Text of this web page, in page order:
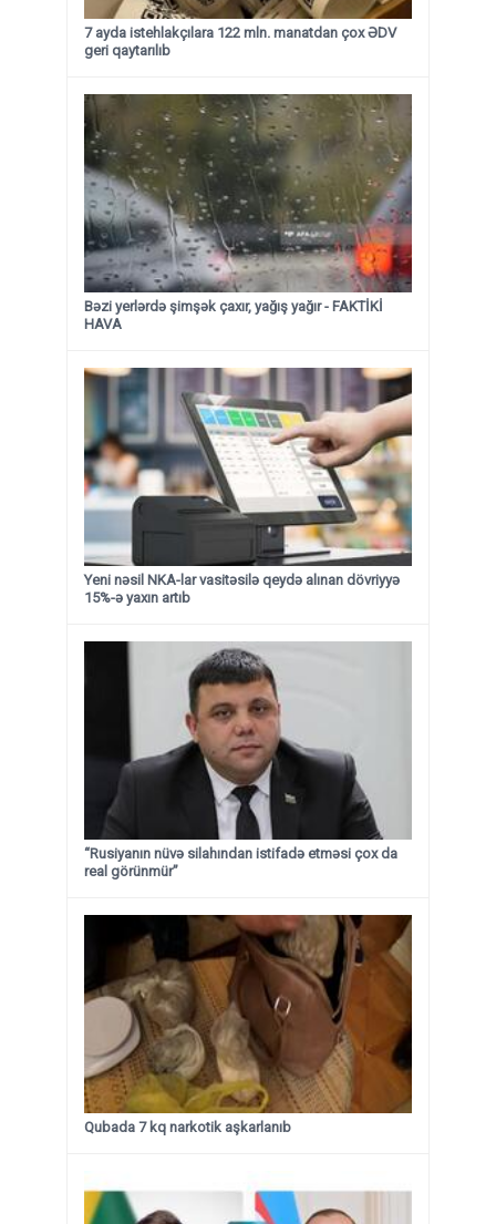
7 ayda istehlakçılara 122 mln. manatdan çox ƏDV
geri qaytarılıb
Bəzi yerlərdə şimşək çaxır, yağış yağır - FAKTİKİ
HAVA
Yeni nəsil NKA-lar vasitəsilə qeydə alınan dövriyyə
15%-ə yaxın artıb
“Rusiyanın nüvə silahından istifadə etməsi çox da
real görünmür”
Qubada 7 kq narkotik aşkarlanıb